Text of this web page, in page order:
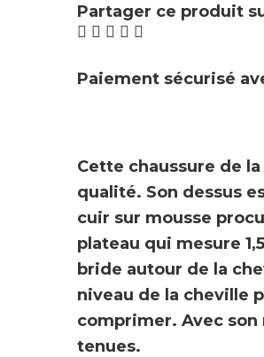
Partager ce produit
Paiement sécurisé
Cette chaussure de
qualité. Son dessus
cuir sur mousse
plateau qui mesure
bride autour de la
niveau de la cheville
comprimer. Avec son
tenues.